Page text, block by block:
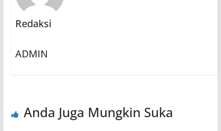
Redaksi
ADMIN
Anda Juga Mungkin Suka